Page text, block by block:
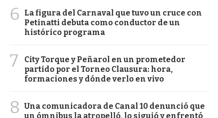
6
La figura del Carnaval que tuvo un cruce con
Petinatti debuta como conductor de un
histórico programa
7
City Torque y Peñarol en un prometedor
partido por el Torneo Clausura: hora,
formaciones y dónde verlo en vivo
8 Una comunicadora de Canal 10 denunció que
un ómnibus la atropelló, lo siguió y enfrentó